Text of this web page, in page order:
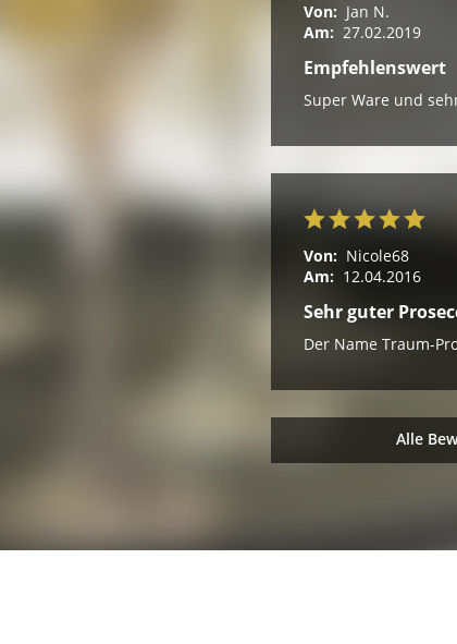
Von: Jan N.
Am: 27.02.2019
Empfehlenswert
Super Ware und
Von: Nicole68
Am: 12.04.2016
Sehr guter
Der Name Traum-
Alle